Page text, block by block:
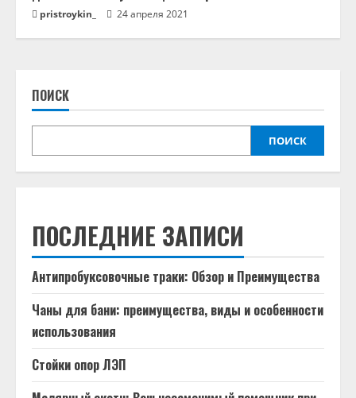
pristroykin_ 24 апреля 2021
ПОИСК
ПОИСК
ПОСЛЕДНИЕ ЗАПИСИ
Антипробуксовочные траки: Обзор и Преимущества
Чаны для бани: преимущества, виды и особенности
использования
Стойки опор ЛЭП